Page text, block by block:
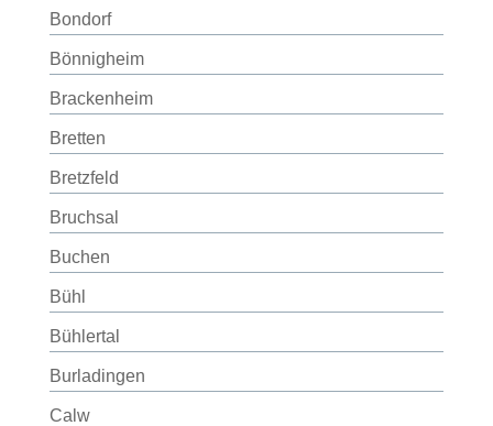
Bondorf
Bönnigheim
Brackenheim
Bretten
Bretzfeld
Bruchsal
Buchen
Bühl
Bühlertal
Burladingen
Calw